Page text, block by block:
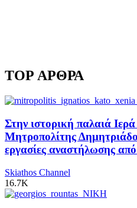
TOP ΑΡΘΡΑ
Στην ιστορική παλαιά
Μητροπολίτης
εργασίες αναστήλωσης
Skiathos Channel
16.7K